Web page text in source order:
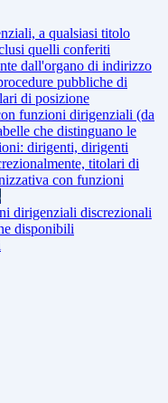
a qualsiasi titolo
quelli conferiti
dall'organo di indirizzo
pubbliche di
di posizione
funzioni dirigenziali (da
che distinguano le
dirigenti, dirigenti
titolari di
con funzioni
dirigenziali discrezionali
disponibili